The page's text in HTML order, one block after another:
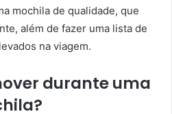
mochila de qualidade, que
além de fazer uma lista de
na viagem.
durante uma